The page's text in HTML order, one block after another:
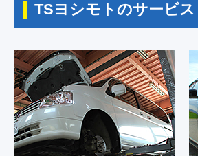
TSヨシモトのサービス